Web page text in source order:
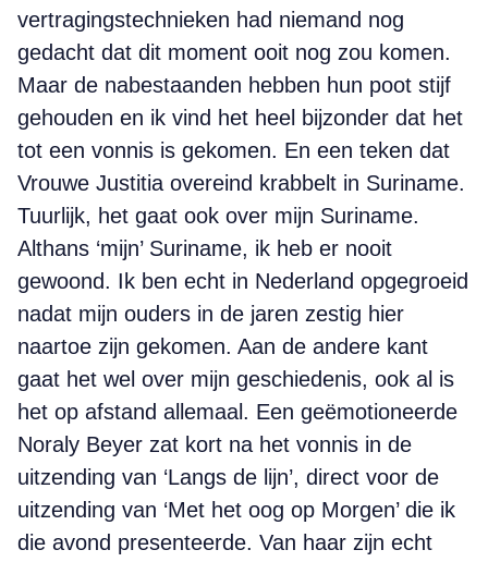
vertragingstechnieken had niemand nog
gedacht dat dit moment ooit nog zou komen.
Maar de nabestaanden hebben hun poot stijf
gehouden en ik vind het heel bijzonder dat het
tot een vonnis is gekomen. En een teken dat
Vrouwe Justitia overeind krabbelt in Suriname.
Tuurlijk, het gaat ook over mijn Suriname.
Althans ‘mijn’ Suriname, ik heb er nooit
gewoond. Ik ben echt in Nederland opgegroeid
nadat mijn ouders in de jaren zestig hier
naartoe zijn gekomen. Aan de andere kant
gaat het wel over mijn geschiedenis, ook al is
het op afstand allemaal. Een geëmotioneerde
Noraly Beyer zat kort na het vonnis in de
uitzending van ‘Langs de lijn’, direct voor de
uitzending van ‘Met het oog op Morgen’ die ik
die avond presenteerde. Van haar zijn echt